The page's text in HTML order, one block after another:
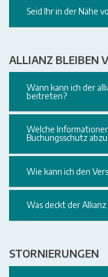
Seid Ihr in der Nähe
ALLIANZ BLEIBEN
Wann kann ich der
beitreten?
Welche
Buchungsschutz
Wie kann ich den
Was deckt der
STORNIERUNGEN